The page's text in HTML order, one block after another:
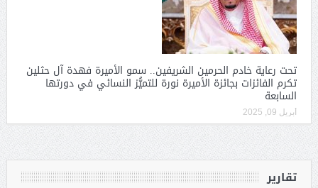
تحت رعاية خادم الحرمين الشريفين.. سمو الأميرة فهدة آل حثلين
تكرم الفائزات بجائزة الأميرة نورة للتميُّز النسائي في دورتها
السابعة
أبريل 09, 2025
تقارير